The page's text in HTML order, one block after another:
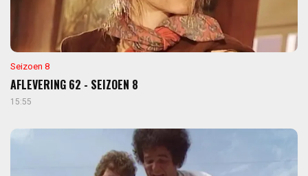
Seizoen 8
AFLEVERING 62 - SEIZOEN 8
15:55